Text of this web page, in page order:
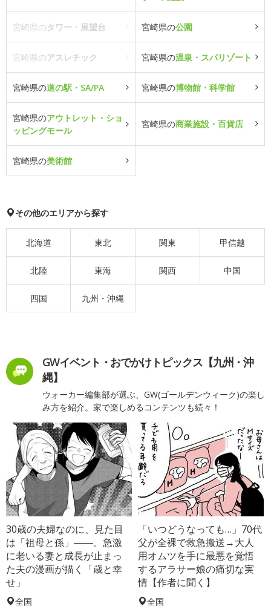
宮崎県のタワー・展望台 宮崎県の公園
宮崎県のアスレチック 宮崎県の温泉・スパリゾート
宮崎県の道の駅・SA/PA 宮崎県の博物館・科学館
宮崎県のアウトレット・ショ
ッピングモール
宮崎県の商業施設・百貨店
宮崎県の美術館
その他のエリアから探す
北海道 東北 関東 甲信越
北陸 東海 関西 中国
四国 九州・沖縄
GWイベント・おでかけトピックス【九州・沖
縄】
ウォーカー編集部が選ぶ、GW(ゴールデンウィーク)の楽し
み方を紹介。家で楽しめるコンテンツも続々！
30歳の夫婦なのに、見た目
は「祖母と孫」――。急激
に老いる妻と成長が止まっ
た夫の漫画が描く「歳と幸
せ」
全国
「いつどうなっても…」70代
父が全裸で救急搬送→大人
用オムツを手に最悪を覚悟
するアラサー娘の痛切な実
情【作者に聞く】
全国